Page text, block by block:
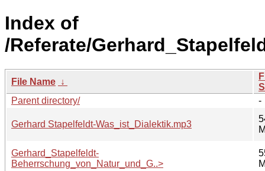
Index of
/Referate/
File Name ↓
Parent directory/
-
Gerhard Stapelfeldt-Was_ist_Dialektik.mp3
Gerhard_Stapelfeldt-
Beherrschung_von_Natur_und_G..>